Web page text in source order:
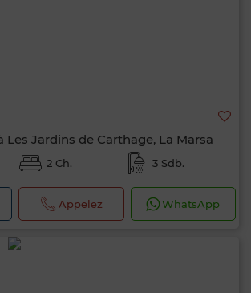
Jardins de Carthage, La Marsa
2 Ch. 3 Sdb.
Appelez WhatsApp